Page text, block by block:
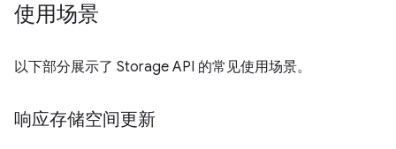
使用场景
以下部分展示了 Storage API 的常见使用场景。
响应存储空间更新